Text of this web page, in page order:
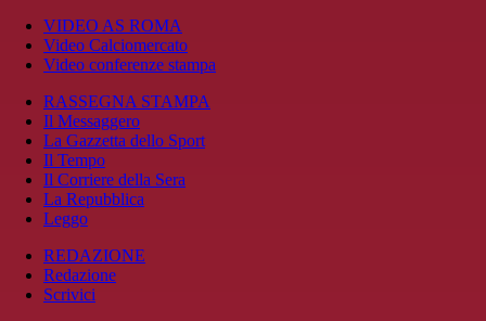
VIDEO AS ROMA
Video Calciomercato
Video conferenze stampa
RASSEGNA STAMPA
Il Messaggero
La Gazzetta dello Sport
Il Tempo
Il Corriere della Sera
La Repubblica
Leggo
REDAZIONE
Redazione
Scrivici